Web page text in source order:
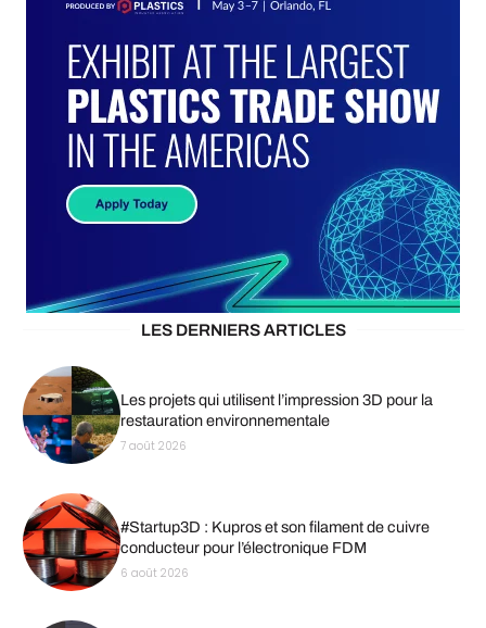
LES DERNIERS ARTICLES
Les projets qui utilisent l’impression 3D pour la
restauration environnementale
7 août 2026
#Startup3D : Kupros et son filament de cuivre
conducteur pour l’électronique FDM
6 août 2026